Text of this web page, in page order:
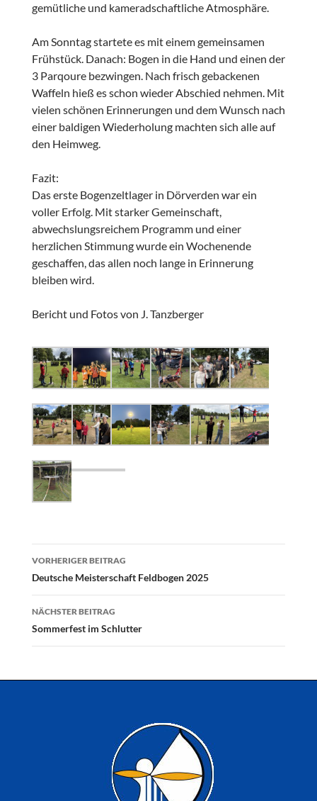
gemütliche und kameradschaftliche Atmosphäre.
Am Sonntag startete es mit einem gemeinsamen
Frühstück. Danach: Bogen in die Hand und einen der
3 Parqoure bezwingen. Nach frisch gebackenen
Waffeln hieß es schon wieder Abschied nehmen. Mit
vielen schönen Erinnerungen und dem Wunsch nach
einer baldigen Wiederholung machten sich alle auf
den Heimweg.
Fazit:
Das erste Bogenzeltlager in Dörverden war ein
voller Erfolg. Mit starker Gemeinschaft,
abwechslungsreichem Programm und einer
herzlichen Stimmung wurde ein Wochenende
geschaffen, das allen noch lange in Erinnerung
bleiben wird.
Bericht und Fotos von J. Tanzberger
Beitragsnavigation
VORHERIGER BEITRAG
Deutsche Meisterschaft Feldbogen 2025
NÄCHSTER BEITRAG
Sommerfest im Schlutter